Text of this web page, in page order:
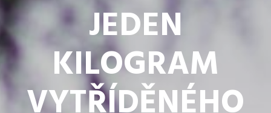
JEDEN
KILOGRAM